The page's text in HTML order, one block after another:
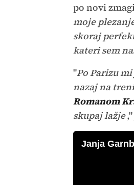
po novi
moje
skoraj
kateri sem
"Po Parizu
nazaj na
Romanom
skupaj lažje
Janja